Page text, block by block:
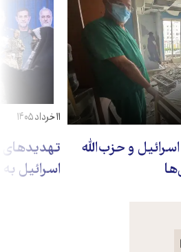
و حزب‌الله
تهدیدهای
اسرائیل
۱۱ خرداد ۱۴۰۵